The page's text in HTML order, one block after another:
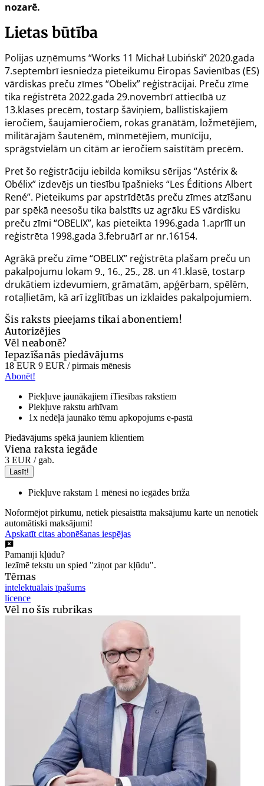
nozarē.
Lietas būtība
Polijas uzņēmums “Works 11 Michał Lubiński” 2020.gada
7.septembrī iesniedza pieteikumu Eiropas Savienības (ES)
vārdiskas preču zīmes “Obelix” reģistrācijai. Preču zīme
tika reģistrēta 2022.gada 29.novembrī attiecībā uz
13.klases precēm, tostarp šāviņiem, ballistiskajiem
ieročiem, šaujamieročiem, rokas granātām, ložmetējiem,
militārajām šautenēm, mīnmetējiem, munīciju,
sprāgstvielām un citām ar ieročiem saistītām precēm.
Pret šo reģistrāciju iebilda komiksu sērijas “Astérix &
Obélix” izdevējs un tiesību īpašnieks “Les Éditions Albert
René”. Pieteikums par apstrīdētās preču zīmes atzīšanu
par spēkā neesošu tika balstīts uz agrāku ES vārdisku
preču zīmi “OBELIX”, kas pieteikta 1996.gada 1.aprīlī un
reģistrēta 1998.gada 3.februārī ar nr.16154.
Agrākā preču zīme “OBELIX” reģistrēta plašam preču un
pakalpojumu lokam 9., 16., 25., 28. un 41.klasē, tostarp
drukātiem izdevumiem, grāmatām, apģērbam, spēlēm,
rotaļlietām, kā arī izglītības un izklaides pakalpojumiem.
Šis raksts pieejams tikai abonentiem!
Autorizējies
Vēl neabonē?
Iepazīšanās piedāvājums
18 EUR 9 EUR / pirmais mēnesis
Abonēt!
Piekļuve jaunākajiem iTiesības rakstiem
Piekļuve rakstu arhīvam
1x nedēļā jaunāko tēmu apkopojums e-pastā
Piedāvājums spēkā jauniem klientiem
Viena raksta iegāde
3 EUR / gab.
Lasīt!
Piekļuve rakstam 1 mēnesi no iegādes brīža
Noformējot pirkumu, netiek piesaistīta maksājumu karte un nenotiek
automātiski maksājumi!
Apskatīt citas abonēšanas iespējas
Pamanīji kļūdu?
Iezīmē tekstu un spied "ziņot par kļūdu".
Tēmas
intelektuālais īpašums
licence
Vēl no šīs rubrikas